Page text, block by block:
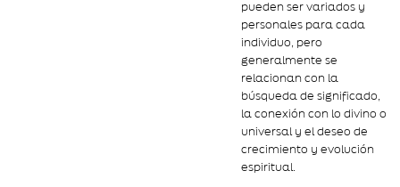
pueden ser variados y
personales para cada
individuo, pero
generalmente se
relacionan con la
búsqueda de significado,
la conexión con lo divino o
universal y el deseo de
crecimiento y evolución
espiritual.